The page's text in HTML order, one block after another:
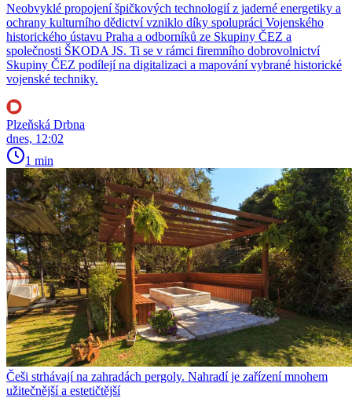
Neobvyklé propojení špičkových technologií z jaderné energetiky a
ochrany kulturního dědictví vzniklo díky spolupráci Vojenského
historického ústavu Praha a odborníků ze Skupiny ČEZ a
společnosti ŠKODA JS. Ti se v rámci firemního dobrovolnictví
Skupiny ČEZ podílejí na digitalizaci a mapování vybrané historické
vojenské techniky.
Plzeňská Drbna
dnes, 12:02
1 min
Češi strhávají na zahradách pergoly. Nahradí je zařízení mnohem
užitečnější a estetičtější